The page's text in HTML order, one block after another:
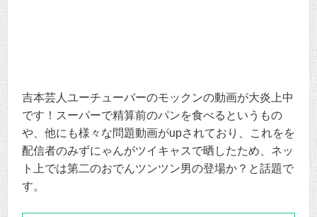
吉本芸人ユーチューバーのモックンの動画が大炎上中
です！スーパーで精算前のパンを食べるというもの
や、他にも様々な問題動画がupされており、これをを
配信者のみずにゃんがツイキャスで晒したため、ネッ
ト上では第二のおでんツンツン男の登場か？と話題で
す。